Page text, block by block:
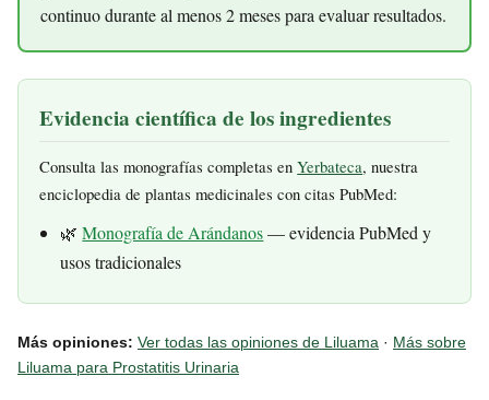
continuo durante al menos 2 meses para evaluar resultados.
Evidencia científica de los ingredientes
Consulta las monografías completas enYerbateca, nuestra
enciclopedia de plantas medicinales con citas PubMed:
🌿Monografía de Arándanos— evidencia PubMed y
usos tradicionales
Más opiniones: Ver todas las opiniones de Liluama · Más sobre
Liluama para Prostatitis Urinaria